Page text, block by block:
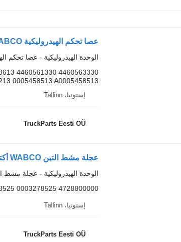
الوحدة الهيدروليكية - عصا تحكم
0005458513 A0005458513
إستونيا، Tallinn
TruckParts Eesti OÜ
الوحدة الهيدروليكية - عجلة مشط
4728800000 A0003278525 0003278525
إستونيا، Tallinn
TruckParts Eesti OÜ